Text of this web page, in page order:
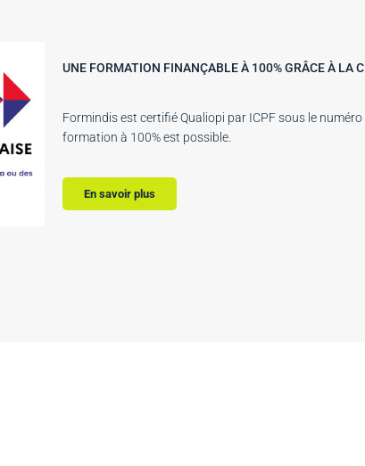
UNE FORMATION FINANÇABLE À 100% GRÂCE À LA
Formindis est certifié Qualiopi par ICPF sous le
formation à 100% est possible.
En savoir plus